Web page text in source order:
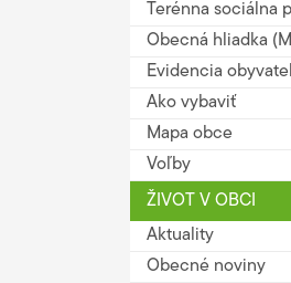
Terénna sociálna
Obecná hliadka
Evidencia
Ako vybaviť
Mapa obce
Voľby
ŽIVOT V OBCI
Aktuality
Obecné noviny